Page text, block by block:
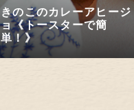
きのこのカレーアヒージ
ョ《トースターで簡
単！》